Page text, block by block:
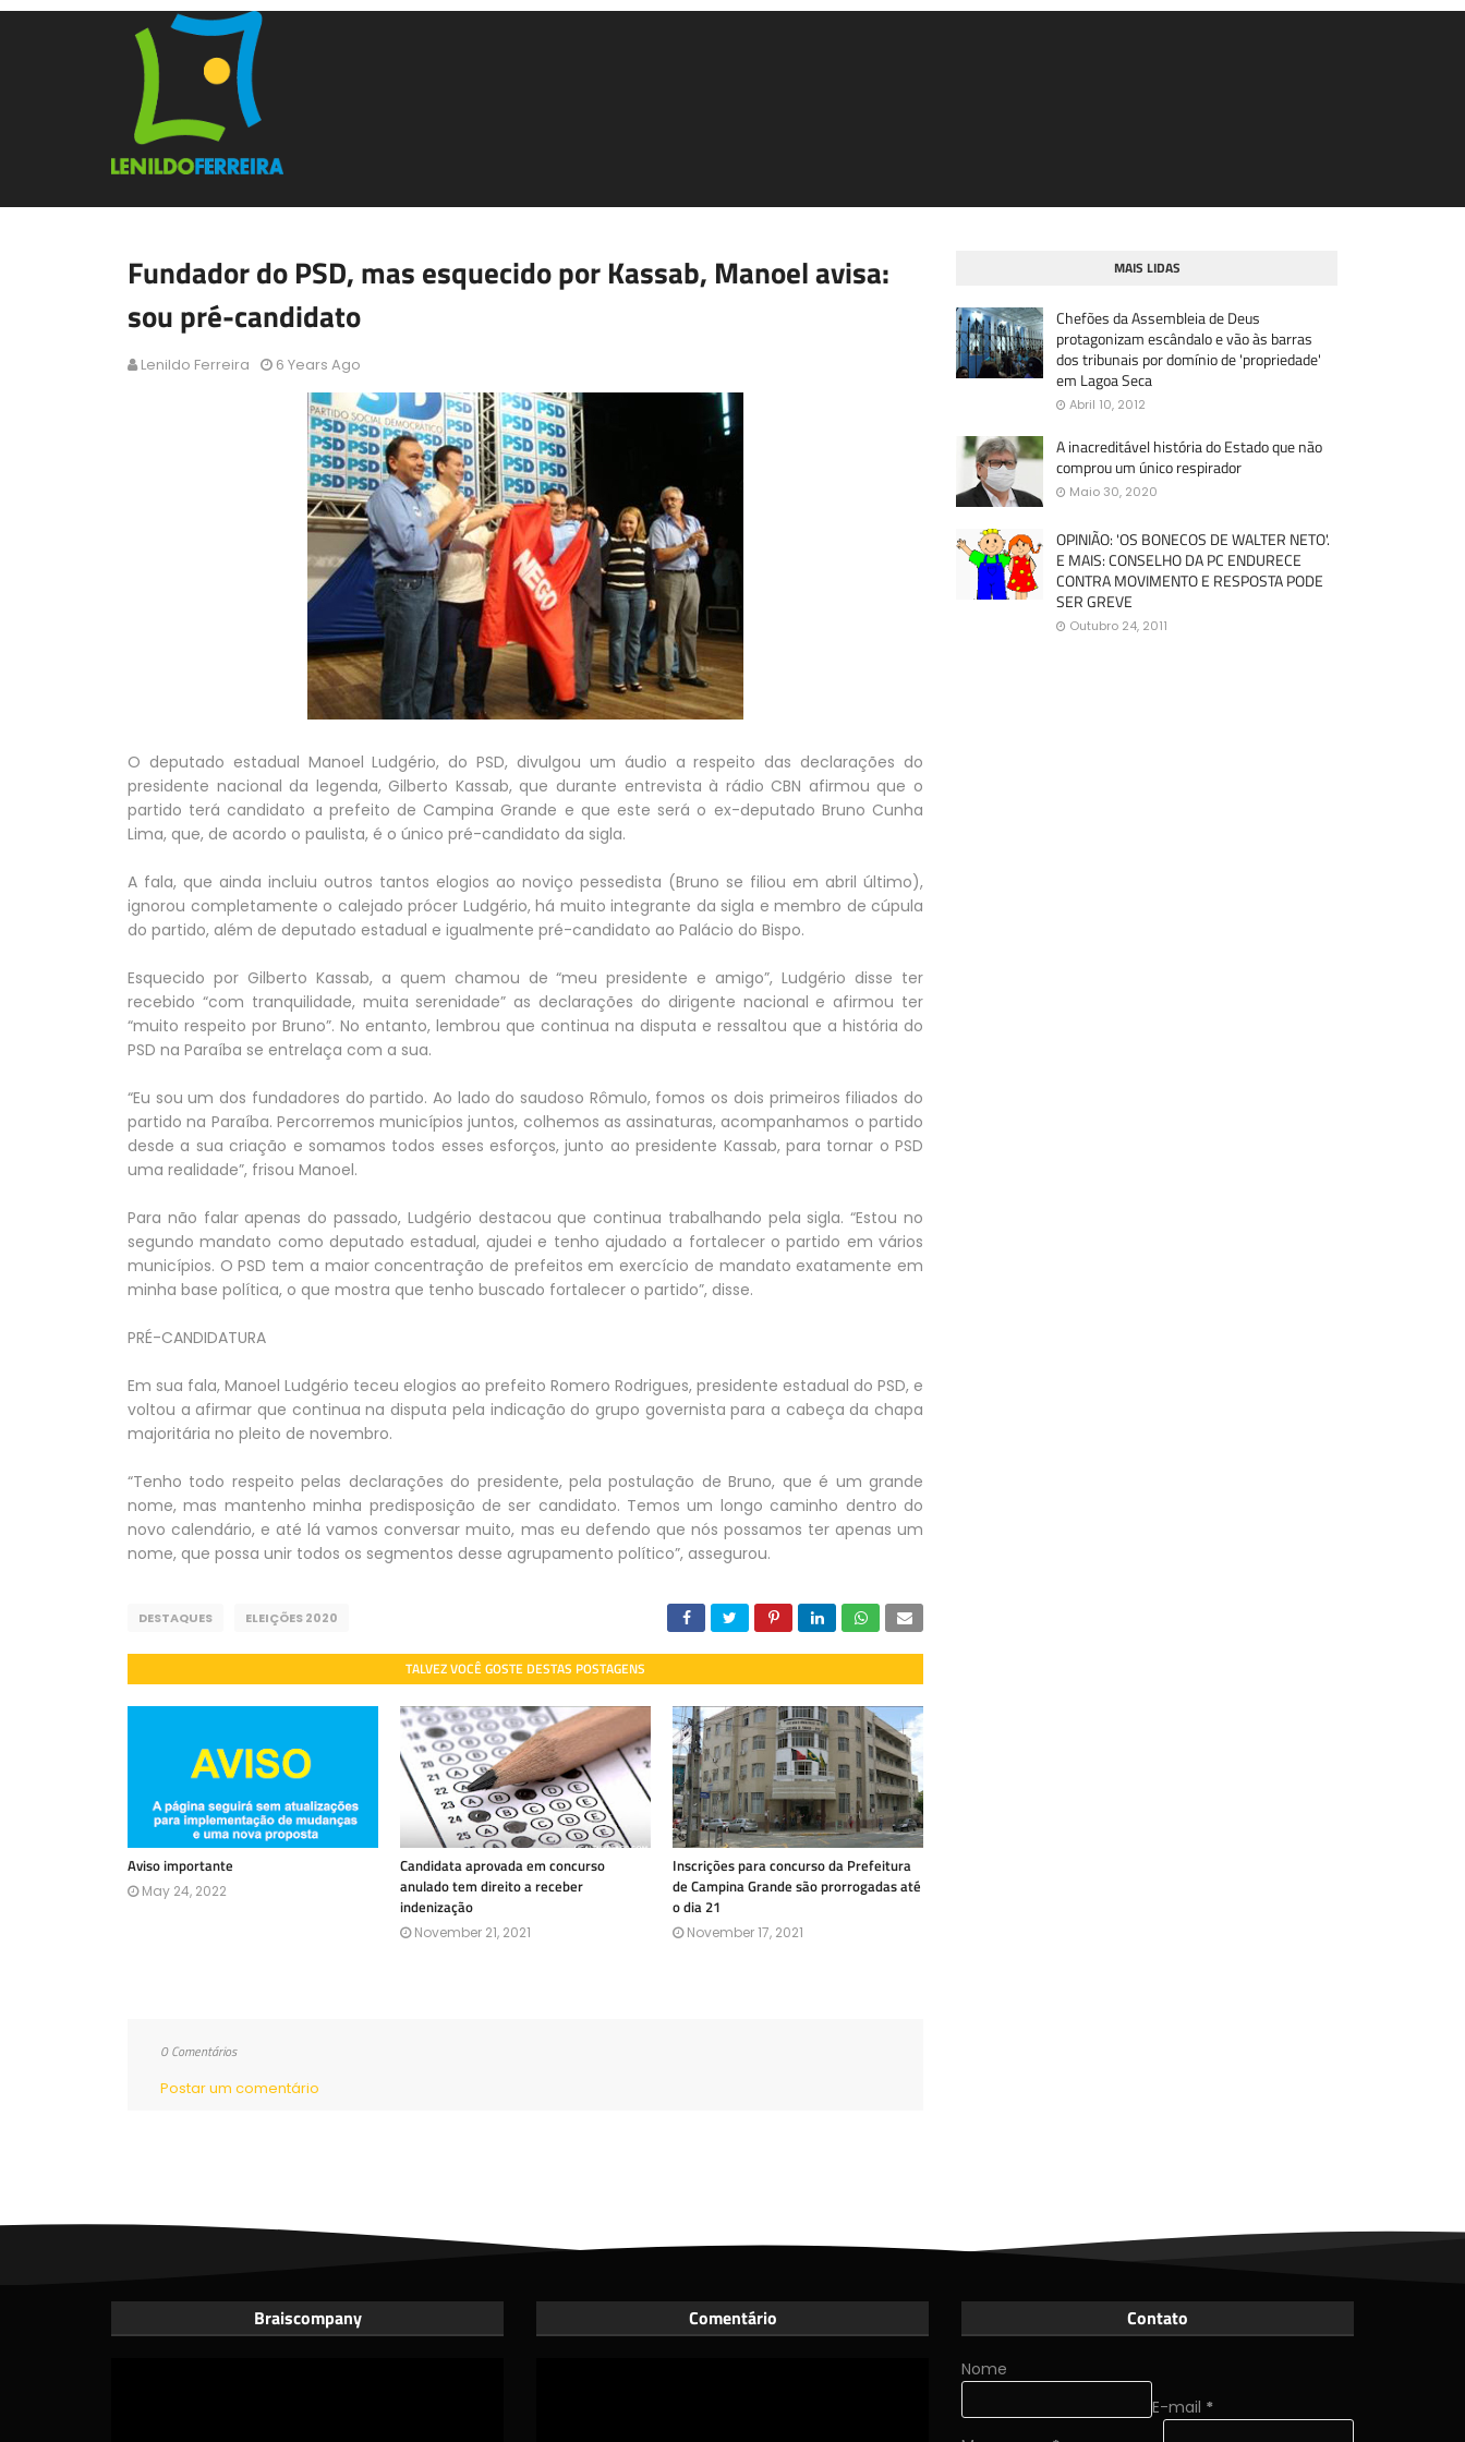
Fundador do PSD, mas esquecido por Kassab, Manoel avisa:
sou pré-candidato
Lenildo Ferreira 6 Years Ago
O deputado estadual Manoel Ludgério, do PSD, divulgou um áudio a respeito das declarações do
presidente nacional da legenda, Gilberto Kassab, que durante entrevista à rádio CBN afirmou que o
partido terá candidato a prefeito de Campina Grande e que este será o ex-deputado Bruno Cunha
Lima, que, de acordo o paulista, é o único pré-candidato da sigla.
A fala, que ainda incluiu outros tantos elogios ao noviço pessedista (Bruno se filiou em abril último),
ignorou completamente o calejado prócer Ludgério, há muito integrante da sigla e membro de cúpula
do partido, além de deputado estadual e igualmente pré-candidato ao Palácio do Bispo.
Esquecido por Gilberto Kassab, a quem chamou de “meu presidente e amigo”, Ludgério disse ter
recebido “com tranquilidade, muita serenidade” as declarações do dirigente nacional e afirmou ter
“muito respeito por Bruno”. No entanto, lembrou que continua na disputa e ressaltou que a história do
PSD na Paraíba se entrelaça com a sua.
“Eu sou um dos fundadores do partido. Ao lado do saudoso Rômulo, fomos os dois primeiros filiados do
partido na Paraíba. Percorremos municípios juntos, colhemos as assinaturas, acompanhamos o partido
desde a sua criação e somamos todos esses esforços, junto ao presidente Kassab, para tornar o PSD
uma realidade”, frisou Manoel.
Para não falar apenas do passado, Ludgério destacou que continua trabalhando pela sigla. “Estou no
segundo mandato como deputado estadual, ajudei e tenho ajudado a fortalecer o partido em vários
municípios. O PSD tem a maior concentração de prefeitos em exercício de mandato exatamente em
minha base política, o que mostra que tenho buscado fortalecer o partido”, disse.
PRÉ-CANDIDATURA
Em sua fala, Manoel Ludgério teceu elogios ao prefeito Romero Rodrigues, presidente estadual do PSD, e
voltou a afirmar que continua na disputa pela indicação do grupo governista para a cabeça da chapa
majoritária no pleito de novembro.
“Tenho todo respeito pelas declarações do presidente, pela postulação de Bruno, que é um grande
nome, mas mantenho minha predisposição de ser candidato. Temos um longo caminho dentro do
novo calendário, e até lá vamos conversar muito, mas eu defendo que nós possamos ter apenas um
nome, que possa unir todos os segmentos desse agrupamento político”, assegurou.
DESTAQUES ELEIÇÕES 2020
TALVEZ VOCÊ GOSTE DESTAS POSTAGENS
Aviso importante
May 24, 2022
Candidata aprovada em concurso
anulado tem direito a receber
indenização
November 21, 2021
Inscrições para concurso da Prefeitura
de Campina Grande são prorrogadas até
o dia 21
November 17, 2021
0 Comentários
Postar um comentário
MAIS LIDAS
Chefões da Assembleia de Deus
protagonizam escândalo e vão às barras
dos tribunais por domínio de 'propriedade'
em Lagoa Seca
Abril 10, 2012
A inacreditável história do Estado que não
comprou um único respirador
Maio 30, 2020
OPINIÃO: 'OS BONECOS DE WALTER NETO'.
E MAIS: CONSELHO DA PC ENDURECE
CONTRA MOVIMENTO E RESPOSTA PODE
SER GREVE
Outubro 24, 2011
Braiscompany Comentário Contato
Nome
E-mail *